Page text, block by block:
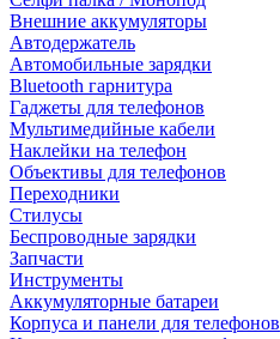
Внешние аккумуляторы
Автодержатель
Автомобильные зарядки
Bluetooth гарнитура
Гаджеты для телефонов
Мультимедийные кабели
Наклейки на телефон
Объективы для телефонов
Переходники
Стилусы
Беспроводные зарядки
Запчасти
Инструменты
Аккумуляторные батареи
Корпуса и панели для телефонов